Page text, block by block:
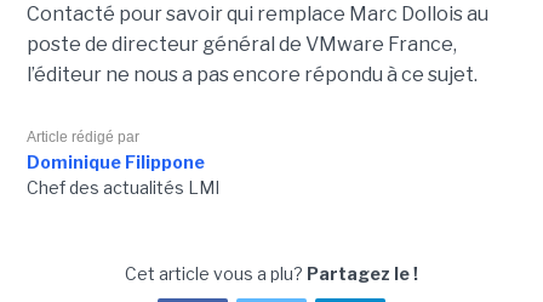
Contacté pour savoir qui remplace Marc Dollois au
poste de directeur général de VMware France,
l’éditeur ne nous a pas encore répondu à ce sujet.
Article rédigé par
Dominique Filippone
Chef des actualités LMI
Cet article vous a plu? Partagez le !